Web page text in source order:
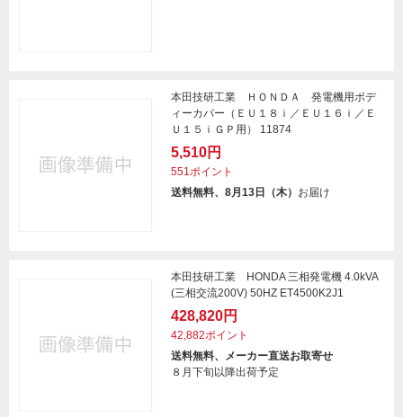
本田技研工業 ＨＯＮＤＡ 発電機用ボデ
ィーカバー（ＥＵ１８ｉ／ＥＵ１６ｉ／Ｅ
Ｕ１５ｉＧＰ用） 11874
5,510円
551ポイント
送料無料、8月13日（木） お届け
本田技研工業 HONDA 三相発電機 4.0kVA
(三相交流200V) 50HZ ET4500K2J1
428,820円
42,882ポイント
送料無料、メーカー直送お取寄せ
８月下旬以降出荷予定